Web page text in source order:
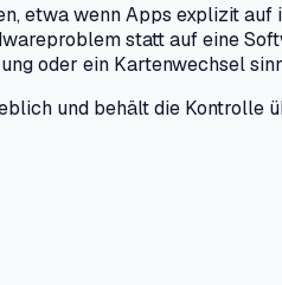
etwa wenn Apps explizit auf
statt auf eine
oder ein Kartenwechsel
und behält die Kontrolle